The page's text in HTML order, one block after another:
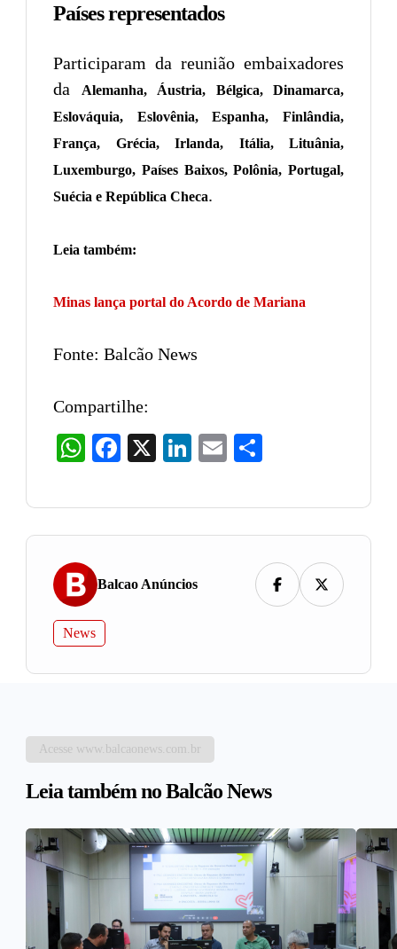
Países representados
Participaram da reunião embaixadores
da
Alemanha, Áustria, Bélgica, Dinamarca,
Eslováquia, Eslovênia, Espanha, Finlândia,
França, Grécia, Irlanda, Itália, Lituânia,
Luxemburgo, Países Baixos, Polônia, Portugal,
Suécia e República Checa.
Leia também:
Minas lança portal do Acordo de Mariana
Fonte: Balcão News
Compartilhe:
WhatsAppFacebook LinkedIn
Email
Balcao Anúncios
News
Acesse www.balcaonews.com.br
Leia também no Balcão News